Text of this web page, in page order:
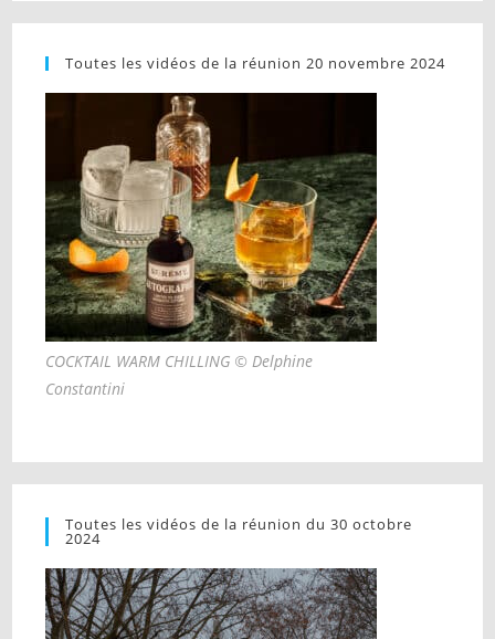
Toutes les vidéos de la réunion 20 novembre 2024
COCKTAIL WARM CHILLING © Delphine
Constantini
Toutes les vidéos de la réunion du 30 octobre
2024